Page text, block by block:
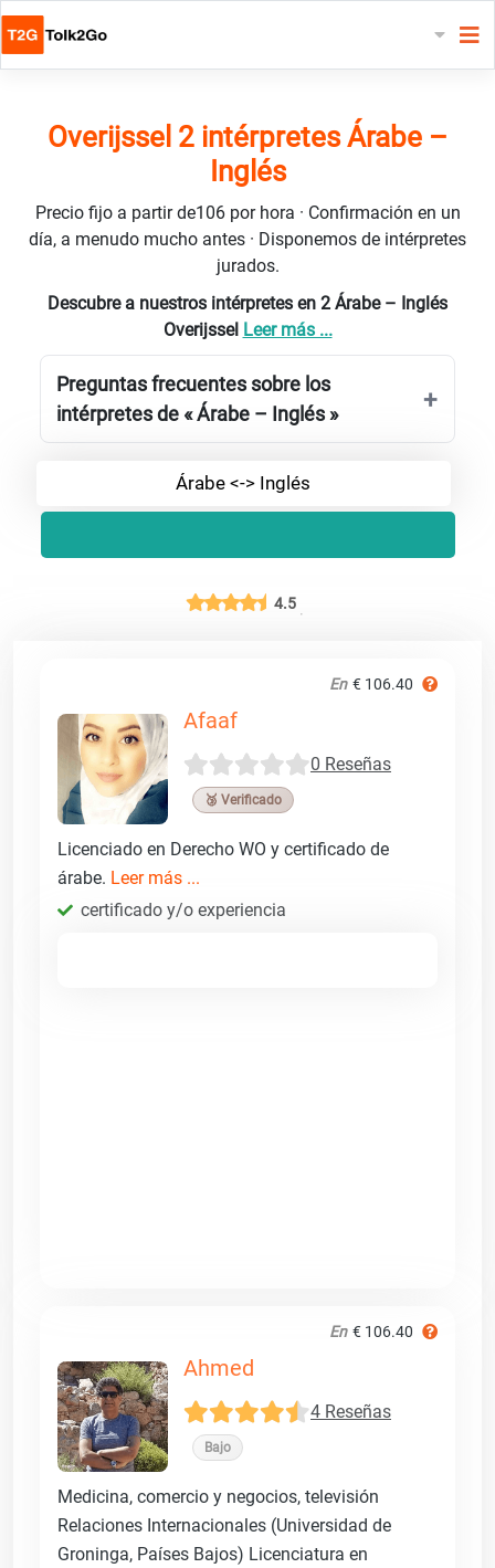
Overijssel 2 intérpretes Árabe –
Inglés
Precio fijo a partir de106 por hora · Confirmación en un
día, a menudo mucho antes · Disponemos de intérpretes
jurados.
Descubre a nuestros intérpretes en 2 Árabe – Inglés
Overijssel Leer más ...
Preguntas frecuentes sobre los
intérpretes de « Árabe – Inglés »
Árabe <-> Inglés
4.5
En € 106.40
Afaaf
0 Reseñas
🥉 Verificado
Licenciado en Derecho WO y certificado de
árabe. Leer más ...
certificado y/o experiencia
En € 106.40
Ahmed
4 Reseñas
Bajo
Medicina, comercio y negocios, televisión
Relaciones Internacionales (Universidad de
Groninga, Países Bajos) Licenciatura en